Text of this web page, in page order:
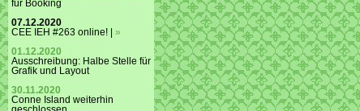
für Booking
07.12.2020
CEE IEH #263 online! | »
01.12.2020
Ausschreibung: Halbe Stelle für
Grafik und Layout
30.11.2020
Conne Island weiterhin